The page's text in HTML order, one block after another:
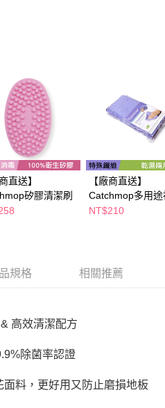
即可結帳。
，即可完成結帳。
通知簡訊。
擊此簡訊中的連結，可透過四大超商／
款，方視為交易完成。
刻繳費，但若您需要取消訂單，請聯絡
之訂單仍視為有效，需透過AFTEE先享
付 」之結帳頁面顯示為準，若有關於
相關疑問，請聯繫「AFTEE先享後付
support/home
下網址：
據個別帳號之用戶狀況，依本公司即
戶之使用額度並採取法律行動。
直送】
矽膠清潔刷
【廠商直送】
Catchmop多用途
抹布
NT$210
規格 相關推薦
高效清潔配方
除菌率認證
料，更好用又防止磨損地板